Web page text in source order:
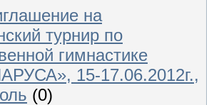
на
турнир по
гимнастике
15-17.06.2012г.,
(0)